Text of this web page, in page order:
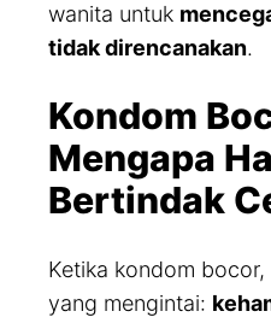
wanita untuk
tidak direncanakan.
Kondom
Mengapa
Bertindak
Ketika kondom
yang mengintai: